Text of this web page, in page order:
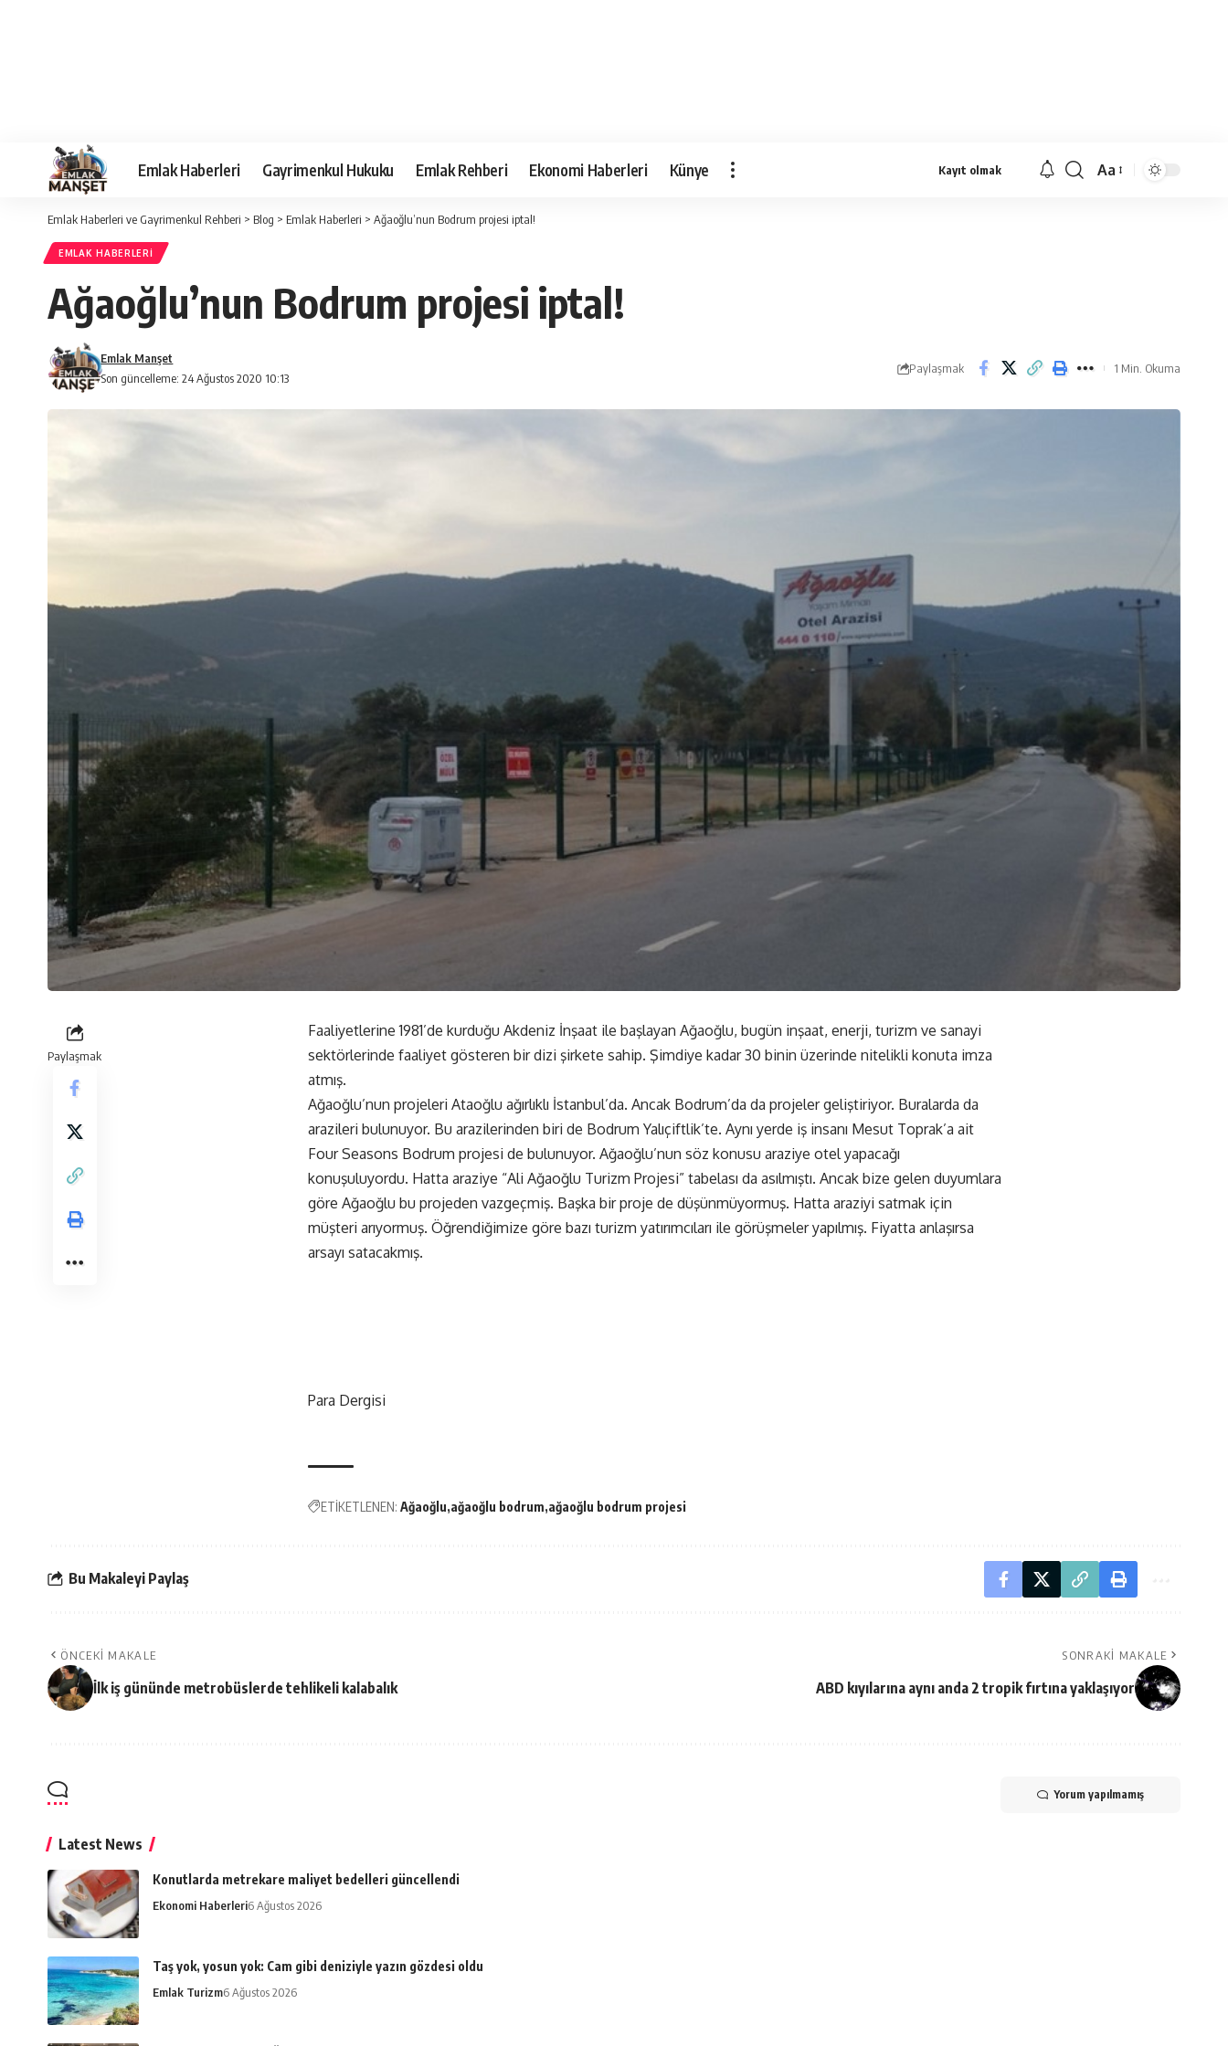
Emlak Haberleri Gayrimenkul Hukuku Emlak Rehberi Ekonomi Haberleri Künye Kayıt olmak
Yazı
Aa
Emlak Haberleri ve Gayrimenkul Rehberi > Blog > Emlak Haberleri > Ağaoğlu’nun Bodrum projesi iptal!
EMLAK HABERLERI
Ağaoğlu’nun Bodrum projesi iptal!
Son güncelleme: 24 Ağustos 2020 10:13
Emlak Manşet
Paylaşmak 1 Min. Okuma
Paylaşmak
Faaliyetlerine 1981’de kurduğu Akdeniz İnşaat ile başlayan Ağaoğlu, bugün inşaat, enerji, turizm ve sanayi
sektörlerinde faaliyet gösteren bir dizi şirkete sahip. Şimdiye kadar 30 binin üzerinde nitelikli konuta imza
atmış.
Ağaoğlu’nun projeleri Ataoğlu ağırlıklı İstanbul’da. Ancak Bodrum’da da projeler geliştiriyor. Buralarda da
arazileri bulunuyor. Bu arazilerinden biri de Bodrum Yalıçiftlik’te. Aynı yerde iş insanı Mesut Toprak’a ait
Four Seasons Bodrum projesi de bulunuyor. Ağaoğlu’nun söz konusu araziye otel yapacağı
konuşuluyordu. Hatta araziye “Ali Ağaoğlu Turizm Projesi” tabelası da asılmıştı. Ancak bize gelen duyumlara
göre Ağaoğlu bu projeden vazgeçmiş. Başka bir proje de düşünmüyormuş. Hatta araziyi satmak için
müşteri arıyormuş. Öğrendiğimize göre bazı turizm yatırımcıları ile görüşmeler yapılmış. Fiyatta anlaşırsa
arsayı satacakmış.
Para Dergisi
ETİKETLENEN: Ağaoğlu ağaoğlu bodrum ağaoğlu bodrum projesi
Bu Makaleyi Paylaş
ÖNCEKI MAKALE
İlk iş gününde metrobüslerde tehlikeli kalabalık
SONRAKI MAKALE
ABD kıyılarına aynı anda 2 tropik fırtına yaklaşıyor
Yorum yapılmamış
Latest News
Konutlarda metrekare maliyet bedelleri güncellendi
Ekonomi Haberleri6 Ağustos 2026
Taş yok, yosun yok: Cam gibi deniziyle yazın gözdesi oldu
Emlak Turizm6 Ağustos 2026